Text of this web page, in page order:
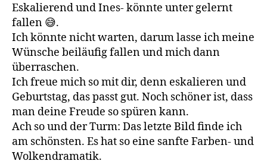
Eskalierend und Ines- könnte unter gelernt
fallen 😅.
Ich könnte nicht warten, darum lasse ich meine
Wünsche beiläufig fallen und mich dann
überraschen.
Ich freue mich so mit dir, denn eskalieren und
Geburtstag, das passt gut. Noch schöner ist, dass
man deine Freude so spüren kann.
Ach so und der Turm: Das letzte Bild finde ich
am schönsten. Es hat so eine sanfte Farben- und
Wolkendramatik.